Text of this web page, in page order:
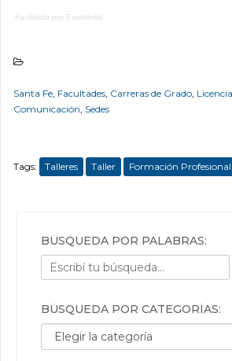
Facilitado por Eventbrite
Santa Fe Facultades Carreras de Grado
Comunicación Sedes
Tags: Talleres Taller Formación Profesional
BÚSQUEDA POR PALABRAS:
BÚSQUEDA POR CATEGORÍAS:
Búsqueda por categorías: